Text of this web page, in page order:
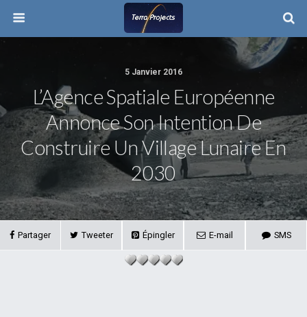
5 Janvier 2016
L’Agence Spatiale Européenne
Annonce Son Intention De
Construire Un Village Lunaire En
2030
Partager Tweeter Épingler E-mail SMS